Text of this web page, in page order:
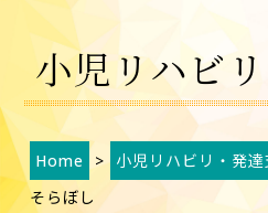
小児リハビ
Home > 小児リハビリ・発達
そらぼし